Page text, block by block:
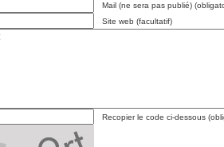
Mail (ne sera pas publié)
Site web (facultatif)
Recopier le code ci-dessous